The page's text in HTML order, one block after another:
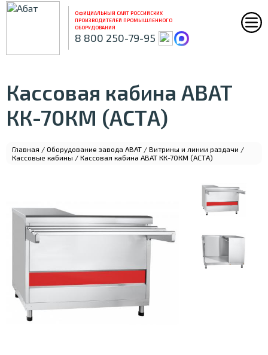
ОФИЦИАЛЬНЫЙ САЙТ РОССИЙСКИХ
ПРОИЗВОДИТЕЛЕЙ ПРОМЫШЛЕННОГО
ОБОРУДОВАНИЯ
8 800 250-79-95
Кассовая кабина ABAT
КК-70КМ (АСТА)
Главная / Оборудование завода ABAT / Витрины и линии раздачи /
Кассовые кабины / Кассовая кабина ABAT КК-70КМ (АСТА)